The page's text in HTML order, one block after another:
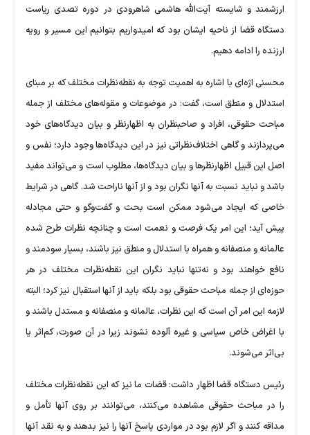
ارزشمند و شایسته آیت‌الله هاشمی شاهرودی در دوره تصدی ریاست
دستگاه قضا از ناحیه ایشان بود که امیدواریم بتوانیم این مسیر و رویه
ارزنده را ادامه دهیم.
محسنی اژه‌ای با اشاره به اهمیت توجه به نقطه‌نظرات مختلف که بر مبنای
استدلال و منطق است، گفت: در موضوعات و مقوله‌های مختلف از جمله
مباحث حقوقی، افراد و صاحبنظران به اظهارنظر و بیان دیدگاه‌های خود
می‌پردازند و گاهی اختلاف‌نظراتی نیز در این دیدگاه‌ها وجود دارد؛ نفس و
اصل این قبیل اظهارنظرها و بیان دیدگاه‌ها، مطلوب است و می‌تواند مفید
باشد و نباید نسبت به آنها نگران بود و از آنها ناراحت شد. گاهی در شرایط
خاصی که ایجاد می‌شود ممکن است بحث و گفت‌وگو و حتی مجادله
پیش آید؛ این امر یک فرصت و نعمت است و چنانچه نظرات طرح شده
عالمانه و منصفانه و همراه با استدلال و منطق نیز باشند، بسیار سودمند و
نافع خواهند بود و نه‌تنها نباید نگران این نقطه‌نظرات مختلف در هر
حوزه‌ای از جمله مباحث حقوقی بود بلکه باید از آنها استقبال نیز کرد؛ البته
لازمه این امر آن است که این نظرات، عالمانه و منصفانه و مستدل باشند و
با اغراض خاص سیاسی و غیره آلوده نشوند زیرا در آن صورت، کم‌اثر یا
بی‌اثر می‌شوند.
رئیس دستگاه قضا اظهار داشت: قضات ما نیز که این نقطه‌نظرات مختلف
را در مباحث حقوقی مشاهده می‌کنند، می‌توانند بر روی آنها تأمل و
مداقه کنند و اگر لازم بود در مواردی پاسخ آنها را نیز بدهند و به نقد آنها